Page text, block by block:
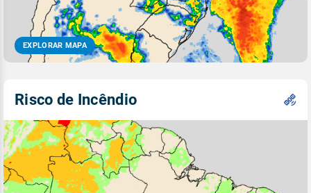
EXPLORAR MAPA
Risco de Incêndio